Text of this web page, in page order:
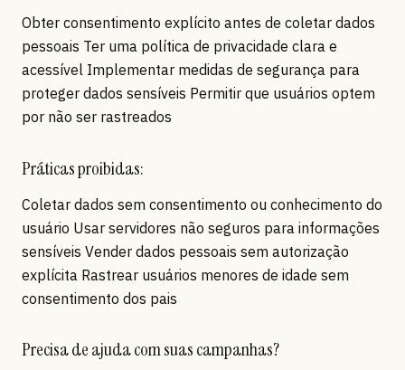
Obter consentimento explícito antes de coletar dados
pessoais Ter uma política de privacidade clara e
acessível Implementar medidas de segurança para
proteger dados sensíveis Permitir que usuários optem
por não ser rastreados
Práticas proibidas:
Coletar dados sem consentimento ou conhecimento do
usuário Usar servidores não seguros para informações
sensíveis Vender dados pessoais sem autorização
explícita Rastrear usuários menores de idade sem
consentimento dos pais
Precisa de ajuda com suas campanhas?